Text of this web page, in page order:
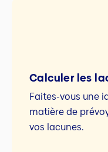
Calculer les
Faites-vous une
matière de
vos lacunes.